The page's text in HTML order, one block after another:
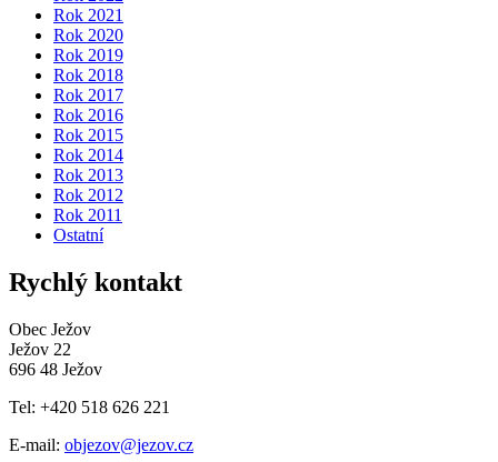
Rok 2021
Rok 2020
Rok 2019
Rok 2018
Rok 2017
Rok 2016
Rok 2015
Rok 2014
Rok 2013
Rok 2012
Rok 2011
Ostatní
Rychlý kontakt
Obec Ježov
Ježov 22
696 48 Ježov
Tel: +420 518 626 221
E-mail: objezov@jezov.cz